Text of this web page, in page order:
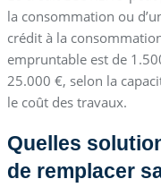
la consommation ou
crédit à la
empruntable est de
25.000 €, selon la
le coût des travaux.
Quelles
de remplacer